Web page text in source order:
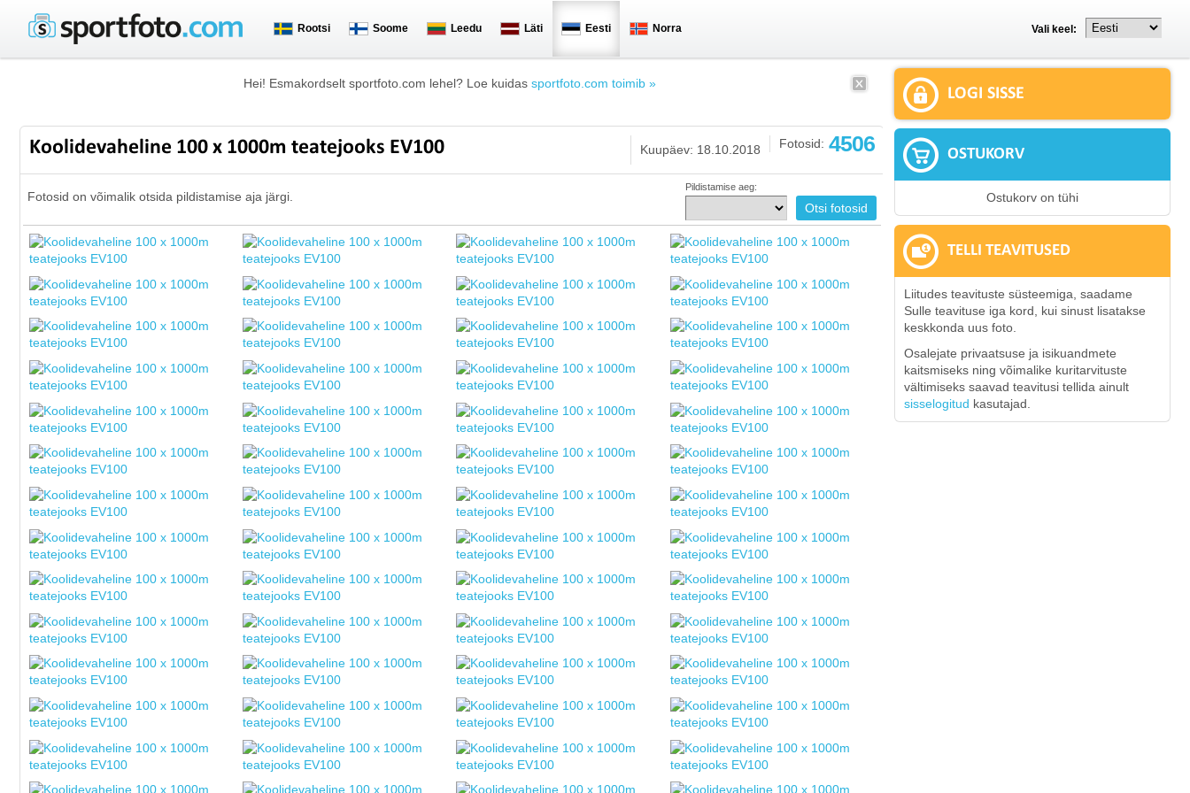
Rootsi Soome Leedu Läti Eesti Norra Vali keel:
Hei! Esmakordselt sportfoto.com lehel? Loe kuidas sportfoto.com toimib »
Koolidevaheline 100 x 1000m teatejooks EV100 Fotosid: 4506
Kuupäev: 18.10.2018
Fotosid on võimalik otsida pildistamise aja järgi.
Pildistamise aeg:
LOGI SISSE
OSTUKORV
Ostukorv on tühi
TELLI TEAVITUSED
Liitudes teavituste süsteemiga, saadame
Sulle teavituse iga kord, kui sinust lisatakse
keskkonda uus foto.
Osalejate privaatsuse ja isikuandmete
kaitsmiseks ning võimalike kuritarvituste
vältimiseks saavad teavitusi tellida ainult
sisselogitud kasutajad.